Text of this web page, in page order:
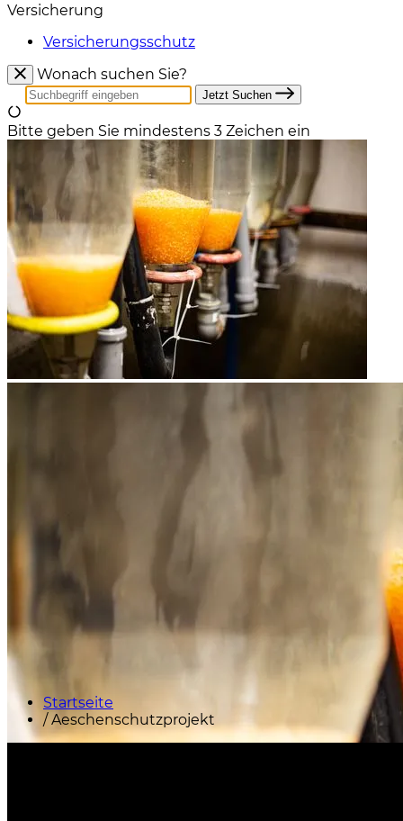
Versicherung
Versicherungsschutz
Wonach suchen Sie?
Jetzt Suchen
Bitte geben Sie mindestens 3 Zeichen ein
Startseite
/ Aeschenschutzprojekt